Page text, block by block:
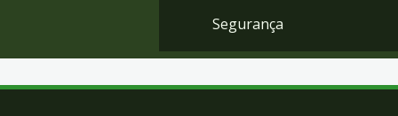
Segurança